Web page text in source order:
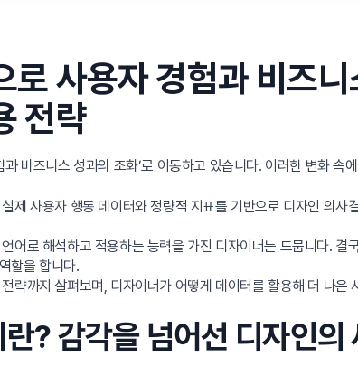
로 사용자 경험과 비즈
전략
비즈니스 성과의 조화’로 이동하고 있습니다. 이러한 변화 속
제 사용자 행동 데이터와 정량적 지표를 기반으로 디자인 의
어로 해석하고 적용하는 능력을 가진 디자이너는 드뭅니다. 결
할을 합니다.
략까지 살펴보며, 디자이너가 어떻게 데이터를 활용해 더 나
? 감각을 넘어선 디자인의